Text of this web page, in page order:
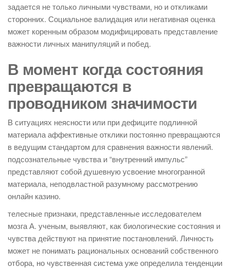
задается не только личными чувствами, но и откликами
сторонних. Социальное валидация или негативная оценка
может коренным образом модифицировать представление
важности личных манипуляций и побед.
В момент когда состояния
превращаются в
проводником значимости
В ситуациях неясности или при дефиците подлинной
материала аффективные отклики постоянно превращаются
в ведущим стандартом для сравнения важности явлений.
подсознательные чувства и “внутренний импульс”
представляют собой душевную усвоение многогранной
материала, неподвластной разумному рассмотрению
онлайн казино.
телесные признаки, представленные исследователем
мозга А. ученым, выявляют, как биологические состояния и
чувства действуют на принятие постановлений. Личность
может не понимать рациональных оснований собственного
отбора, но чувственная система уже определила тенденции